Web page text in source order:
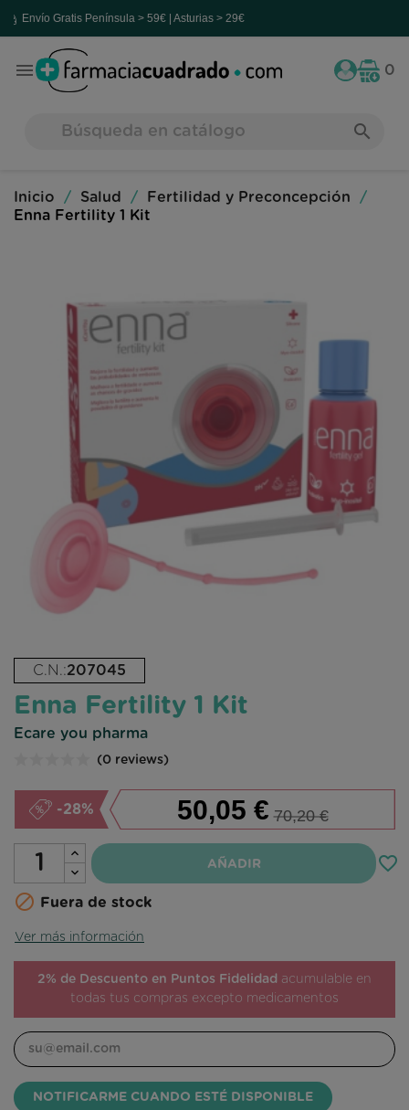
GratisPenínsula > 59€ | Asturias > 29€
 0
search
Inicio Salud
Fertilidad y Preconcepción
Enna Fertility 1 Kit
C.N.:207045
Enna Fertility 1 Kit
Ecare you pharma
(0 reviews)
-28% 50,05 € 70,20 €
AÑADIR
favorite_border
 Fuera de stock
Ver más información
2% de Descuento en Puntos Fidelidad acumulable en
todas tus compras excepto medicamentos
NOTIFICARME CUANDO ESTÉ DISPONIBLE